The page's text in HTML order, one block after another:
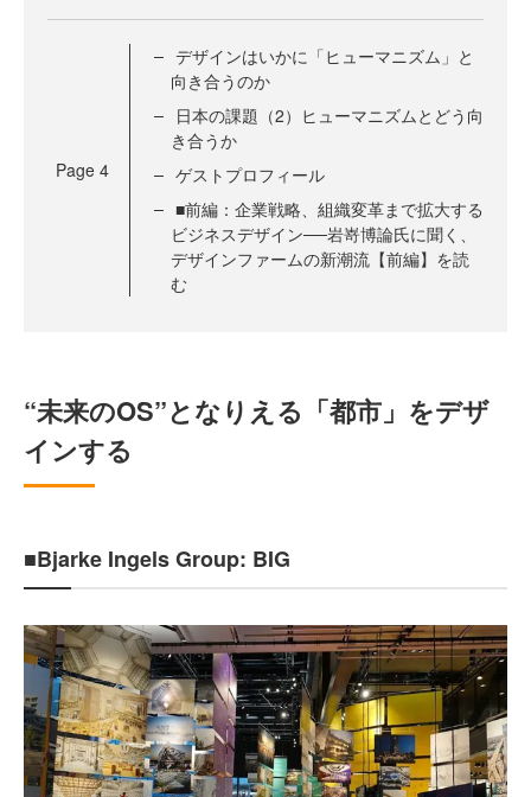
Page 4
デザインはいかに「ヒューマニズム」と
向き合うのか
日本の課題（2）ヒューマニズムとどう向
き合うか
ゲストプロフィール
■前編：企業戦略、組織変革まで拡大する
ビジネスデザイン──岩嵜博論氏に聞く、
デザインファームの新潮流【前編】を読
む
“未来のOS”となりえる「都市」をデザ
インする
■Bjarke Ingels Group: BIG